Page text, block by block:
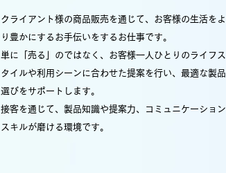
クライアント様の商品販売を通じて、お客様の生活をよ
り豊かにするお手伝いをするお仕事です。
単に「売る」のではなく、お客様一人ひとりのライフス
タイルや利用シーンに合わせた提案を行い、最適な製品
選びをサポートします。
接客を通じて、製品知識や提案力、コミュニケーション
スキルが磨ける環境です。